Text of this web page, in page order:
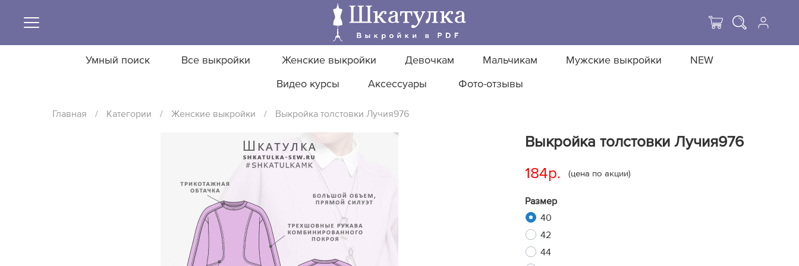
Умный поиск Все выкройки Женские выкройки Девочкам Мальчикам Мужские выкройки NEW
Видео курсы Аксессуары Фото-отзывы
Главная / Категории / Женские выкройки / Выкройка толстовки Лучия976
Выкройка толстовки Лучия976
184р. (цена по акции)
Размер
40
42
44